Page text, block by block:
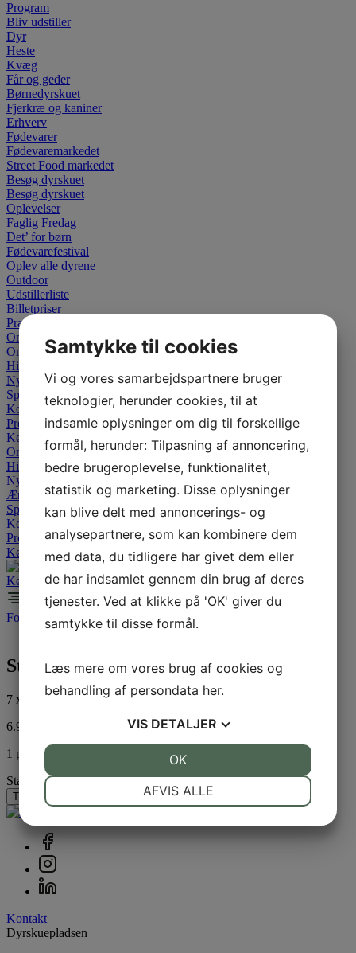
Program
Bliv udstiller
Dyr
Heste
Kvæg
Får og geder
Børnedyrskuet
Fjerkræ og kaniner
Erhverv
Fødevarer
Fødevaremarkedet
Street Food markedet
Besøg dyrskuet
Besøg dyrskuet
Oplevelser
Faglig Fredag
Det’ for børn
Fødevarefestival
Oplev alle dyrene
Outdoor
Udstillerliste
Billetpriser
Praktisk information
Om dyrskuet
Om dyrskuet
Historien
Nyheder
Sponsor
Kontakt
Presse
Køb billet
Om dyrskuet
Historien
Nyheder
Ærespræmier
Sponsor
Kontakt
Presse
Køb billet
Køb billet
Forside Standplads/ Erhverv/ Stand 318
Stand 318
7 x 9 M
6.930,00
1 på lager
Stand 318 antal
Tilføj til kurv
Kontakt
Dyrskuepladsen
Samtykke til cookies
Vi og vores samarbejdspartnere bruger
teknologier, herunder cookies, til at
indsamle oplysninger om dig til forskellige
formål, herunder: Tilpasning af annoncering,
bedre brugeroplevelse, funktionalitet,
statistik og marketing. Disse oplysninger
kan blive delt med annoncerings- og
analysepartnere, som kan kombinere dem
med data, du tidligere har givet dem eller
de har indsamlet gennem din brug af deres
tjenester. Ved at klikke på 'OK' giver du
samtykke til disse formål.
Læs mere om vores brug af cookies og
behandling af persondata her.
VIS DETALJER
AFVIS ALLE
OK